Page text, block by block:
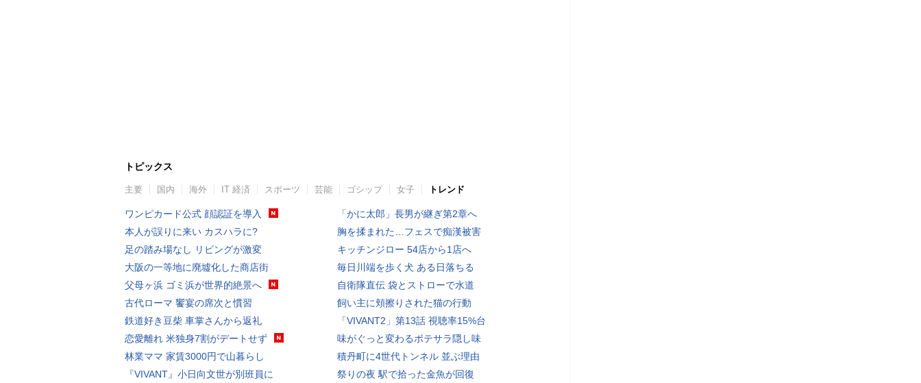
トピックス
主要 国内 海外 IT 経済 スポーツ 芸能 ゴシップ 女子 トレンド
ワンピカード公式 顔認証を導入
本人が誤りに来い カスハラに?
足の踏み場なし リビングが激変
大阪の一等地に廃墟化した商店街
父母ヶ浜 ゴミ浜が世界的絶景へ
古代ローマ 饗宴の席次と慣習
鉄道好き豆柴 車掌さんから返礼
恋愛離れ 米独身7割がデートせず
林業ママ 家賃3000円で山暮らし
『VIVANT』小日向文世が別班員に
「かに太郎」長男が継ぎ第2章へ
胸を揉まれた…フェスで痴漢被害
キッチンジロー 54店から1店へ
毎日川端を歩く犬 ある日落ちる
自衛隊直伝 袋とストローで水道
飼い主に頬擦りされた猫の行動
「VIVANT2」第13話 視聴率15%台
味がぐっと変わるポテサラ隠し味
積丹町に4世代トンネル 並ぶ理由
祭りの夜 駅で拾った金魚が回復